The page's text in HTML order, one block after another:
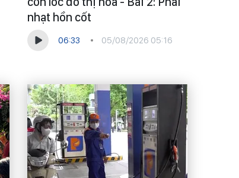
nhạt hồn cốt
06:33 05/08/2026 05:16